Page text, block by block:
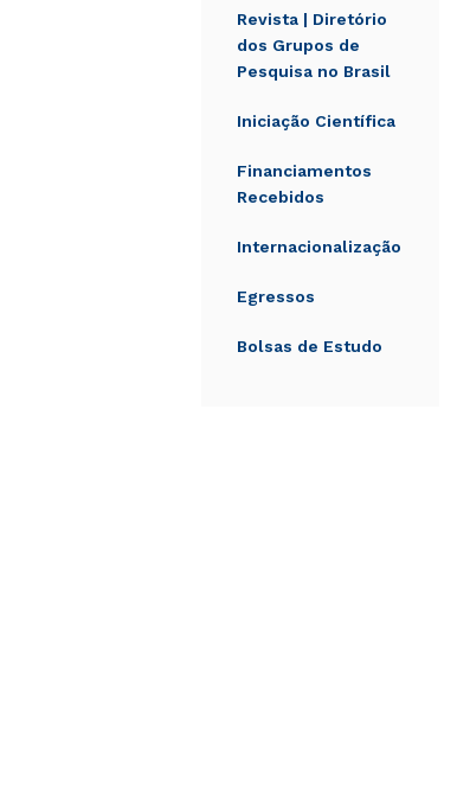
Revista | Diretório
dos Grupos de
Pesquisa no Brasil
Iniciação Científica
Financiamentos
Recebidos
Internacionalização
Egressos
Bolsas de Estudo